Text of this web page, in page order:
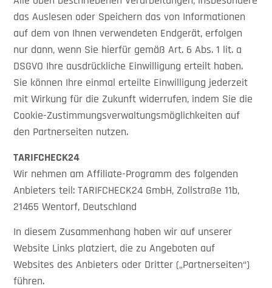
das Auslesen oder Speichern das von Informationen
auf dem von Ihnen verwendeten Endgerät, erfolgen
nur dann, wenn Sie hierfür gemäß Art. 6 Abs. 1 lit. a
DSGVO Ihre ausdrückliche Einwilligung erteilt haben.
Sie können Ihre einmal erteilte Einwilligung jederzeit
mit Wirkung für die Zukunft widerrufen, indem Sie die
Cookie-Zustimmungsverwaltungsmöglichkeiten auf
den Partnerseiten nutzen.
TARIFCHECK24
Wir nehmen am Affiliate-Programm des folgenden
Anbieters teil: TARIFCHECK24 GmbH, Zollstraße 11b,
21465 Wentorf, Deutschland
In diesem Zusammenhang haben wir auf unserer
Website Links platziert, die zu Angeboten auf
Websites des Anbieters oder Dritter („Partnerseiten“)
führen.